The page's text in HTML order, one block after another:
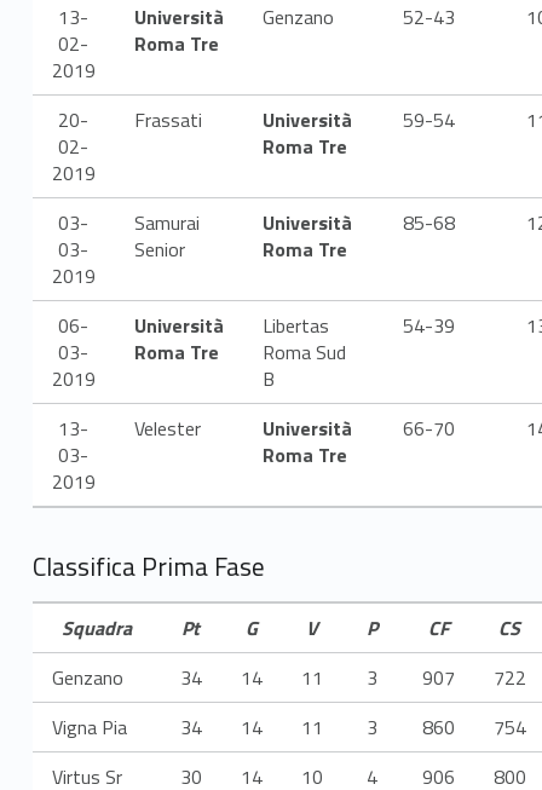
13-
02-
2019
Università
Roma Tre
Genzano 52-43
20-
02-
2019
Frassati
Università
Roma Tre
59-54
03-
03-
2019
Samurai
Senior
Università
Roma Tre
85-68
06-
03-
2019
Università
Roma Tre
Libertas
Roma Sud
B
54-39
13-
03-
2019
Velester
Università
Roma Tre
66-70
Classifica Prima Fase
Squadra Pt G V P CF
CS
Genzano
34 14 11 3 907
722
Vigna Pia
34 14 11 3 860
754
Virtus Sr
30 14 10 4 906
800